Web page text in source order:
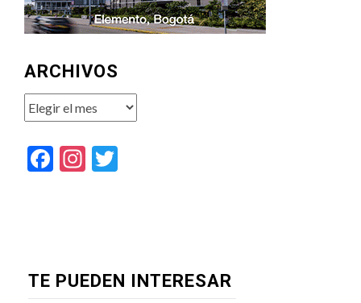
ARCHIVOS
Archivos
Facebook
Instagram
TE PUEDEN INTERESAR